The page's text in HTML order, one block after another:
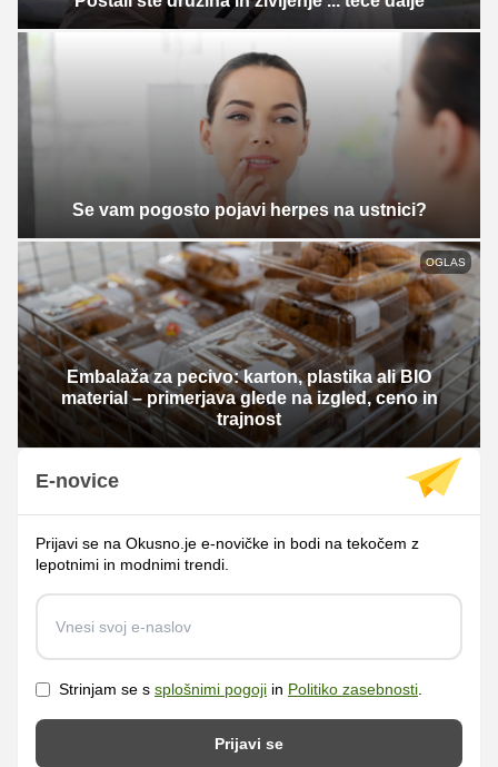
Se vam pogosto pojavi herpes na ustnici?
OGLAS
Embalaža za pecivo: karton, plastika ali BIO
material – primerjava glede na izgled, ceno in
trajnost
E-novice
Prijavi se na Okusno.je e-novičke in bodi na tekočem z
lepotnimi in modnimi trendi.
Strinjam se s splošnimi pogoji in Politiko zasebnosti
Prijavi se